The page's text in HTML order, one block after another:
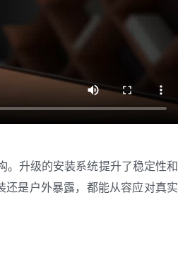
。升级的安装系统提升了稳定性和
还是户外暴露，都能从容应对真实